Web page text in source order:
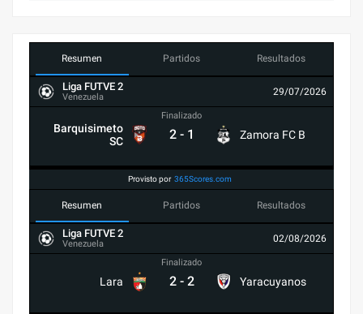
Resumen Partidos Resultados
Liga FUTVE 2
Venezuela 29/07/2026
Barquisimeto
SC
Finalizado
2 - 1 Zamora FC B
Provisto por 365Scores.com
Resumen Partidos Resultados
Liga FUTVE 2
Venezuela 02/08/2026
Lara
Finalizado
2 - 2 Yaracuyanos